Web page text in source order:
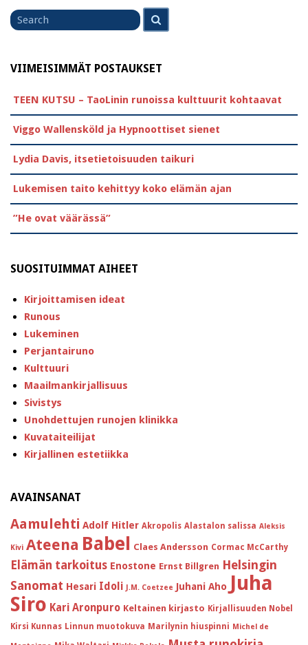
Search
for
VIIMEISIMMÄT POSTAUKSET
TEEN KUTSU – TaoLinin runoissa kulttuurit kohtaavat
Viggo Wallensköld ja Hypnoottiset sienet
Lydia Davis, itsetietoisuuden taikuri
Lukemisen taito kehittyy koko elämän ajan
”He ovat väärässä”
SUOSITUIMMAT AIHEET
Kirjoittamisen ideat
Runous
Lukeminen
Perjantairuno
Kulttuuri
Maailmankirjallisuus
Sivistys
Unohdettujen runojen klinikka
Kuvataiteilijat
Kirjallinen estetiikka
AVAINSANAT
Aamulehti Adolf Hitler Akropolis Alastalon salissa Aleksis
Kivi Ateena Babel Claes Andersson Cormac McCarthy
Elämän tarkoitus Enostone Ernst Billgren Helsingin
Sanomat Hesari Idoli J.M. Coetzee Juhani Aho Juha
Siro Kari Aronpuro Keltainen kirjasto Kirjallisuuden Nobel
Kirsi Kunnas Linnun muotokuva Marilynin hiuspinni Michel de